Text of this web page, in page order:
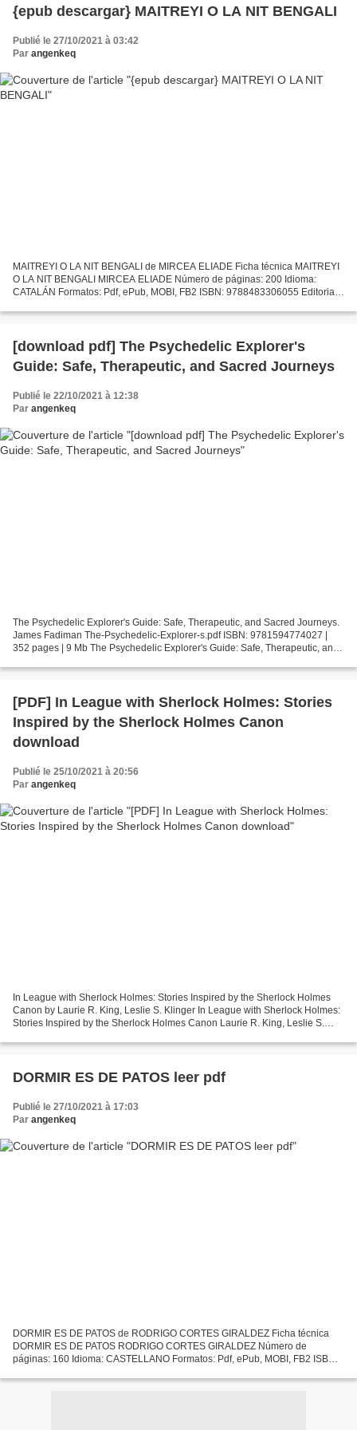
{epub descargar} MAITREYI O LA NIT BENGALI
Publié le 27/10/2021 à 03:42
Par angenkeq
MAITREYI O LA NIT BENGALI de MIRCEA ELIADE Ficha técnica MAITREYI
O LA NIT BENGALI MIRCEA ELIADE Número de páginas: 200 Idioma:
CATALÁN Formatos: Pdf, ePub, MOBI, FB2 ISBN: 9788483306055 Editorial:
[download pdf] The Psychedelic Explorer's
Guide: Safe, Therapeutic, and Sacred Journeys
Publié le 22/10/2021 à 12:38
Par angenkeq
The Psychedelic Explorer's Guide: Safe, Therapeutic, and Sacred Journeys.
James Fadiman The-Psychedelic-Explorer-s.pdf ISBN: 9781594774027 |
352 pages | 9 Mb The Psychedelic Explorer's Guide: Safe, Therapeutic, and
[PDF] In League with Sherlock Holmes: Stories
Inspired by the Sherlock Holmes Canon
download
Publié le 25/10/2021 à 20:56
Par angenkeq
In League with Sherlock Holmes: Stories Inspired by the Sherlock Holmes
Canon by Laurie R. King, Leslie S. Klinger In League with Sherlock Holmes:
Stories Inspired by the Sherlock Holmes Canon Laurie R. King, Leslie S.
DORMIR ES DE PATOS leer pdf
Publié le 27/10/2021 à 17:03
Par angenkeq
DORMIR ES DE PATOS de RODRIGO CORTES GIRALDEZ Ficha técnica
DORMIR ES DE PATOS RODRIGO CORTES GIRALDEZ Número de
páginas: 160 Idioma: CASTELLANO Formatos: Pdf, ePub, MOBI, FB2 ISBN:
eBook...